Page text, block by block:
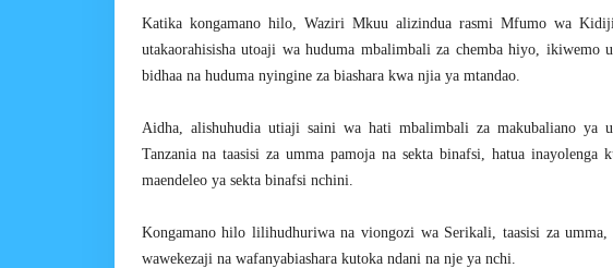
Katika kongamano hilo, Waziri Mkuu alizindua rasmi Mfumo wa
utakaorahisisha utoaji wa huduma mbalimbali za chemba hiyo,
bidhaa na huduma nyingine za biashara kwa njia ya mtandao.
Aidha, alishuhudia utiaji saini wa hati mbalimbali za makubaliano ya
Tanzania na taasisi za umma pamoja na sekta binafsi, hatua
maendeleo ya sekta binafsi nchini.
Kongamano hilo lilihudhuriwa na viongozi wa Serikali, taasisi za umma,
wawekezaji na wafanyabiashara kutoka ndani na nje ya nchi.